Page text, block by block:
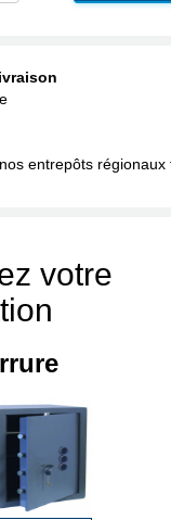
votre
entrepôts régionaux